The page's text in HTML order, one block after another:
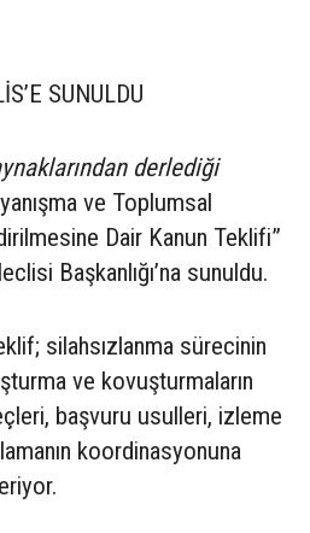
SUNULDU
derlediği
ve Toplumsal
Dair Kanun Teklifi”
Başkanlığı’na sunuldu.
silahsızlanma sürecinin
ve kovuşturmaların
başvuru usulleri, izleme
koordinasyonuna